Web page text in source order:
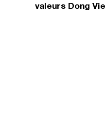
valeurs Dong